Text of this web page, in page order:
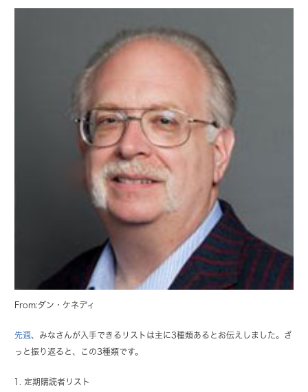
From:ダン・ケネディ
先週、みなさんが入手できるリストは主に3種類あるとお伝えしました。ざ
っと振り返ると、この3種類です。
定期購読者リスト